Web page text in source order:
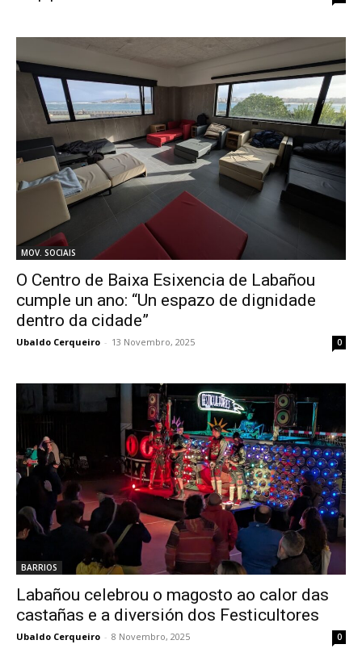
MOV. SOCIAIS
O Centro de Baixa Esixencia de Labañou
cumple un ano: “Un espazo de dignidade
dentro da cidade”
Ubaldo Cerqueiro - 13 Novembro, 2025 0
BARRIOS
Labañou celebrou o magosto ao calor das
castañas e a diversión dos Festicultores
Ubaldo Cerqueiro - 8 Novembro, 2025 0